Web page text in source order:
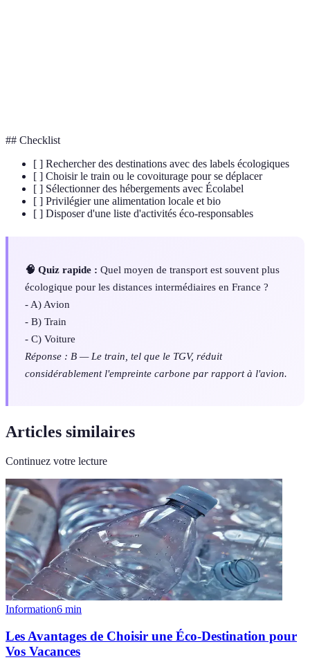
## Checklist
[ ] Rechercher des destinations avec des labels écologiques
[ ] Choisir le train ou le covoiturage pour se déplacer
[ ] Sélectionner des hébergements avec Écolabel
[ ] Privilégier une alimentation locale et bio
[ ] Disposer d'une liste d'activités éco-responsables
🧠 Quiz rapide : Quel moyen de transport est souvent plus
écologique pour les distances intermédiaires en France ?
- A) Avion
- B) Train
- C) Voiture
Réponse : B — Le train, tel que le TGV, réduit
considérablement l'empreinte carbone par rapport à l'avion.
Articles similaires
Continuez votre lecture
Information6 min
Les Avantages de Choisir une Éco-Destination pour
Vos Vacances